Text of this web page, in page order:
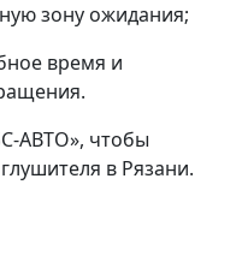
зону ожидания;
время и
АВТО», чтобы
в Рязани.